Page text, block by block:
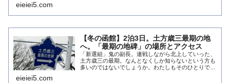
eieiei5.com
【冬の函館】2泊3日。土方歳三最期の地
へ。「最期の地碑」の場所とアクセス
「新選組」鬼の副長。連戦しながら北上していった、
土方歳三の最期。なんとなくしか知らないという方も
多いのではないでしょうか。わたしもそのひとりでし
eieiei5.com